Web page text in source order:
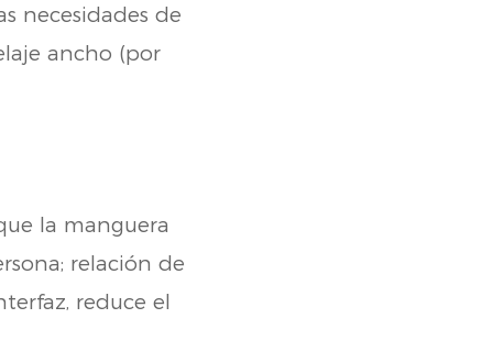
necesidades de
ancho (por
la manguera
relación de
reduce el